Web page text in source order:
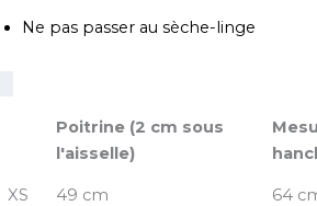
Ne pas passer au sèche-linge
Poitrine (2 cm sous
l'aisselle)
XS 49 cm 64